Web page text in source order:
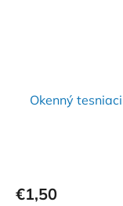
Okenný
€1,50